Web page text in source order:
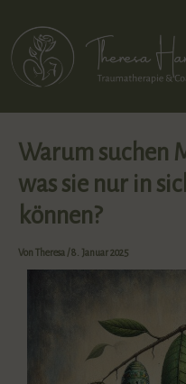
Inhalt
springen
Warum suchen
was sie nur in
können?
Von Theresa /8. Januar 2025
navigation